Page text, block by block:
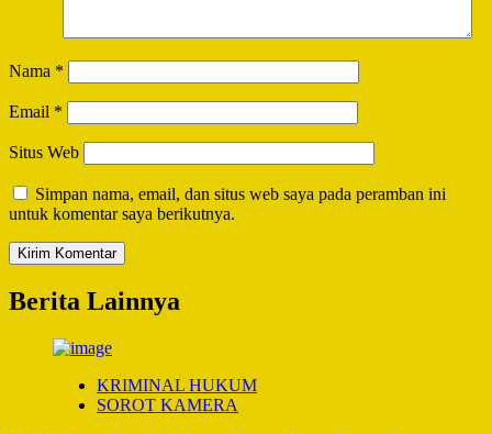
Nama *
Email *
Situs Web
Simpan nama, email, dan situs web saya pada peramban ini
untuk komentar saya berikutnya.
Berita Lainnya
KRIMINAL HUKUM
SOROT KAMERA